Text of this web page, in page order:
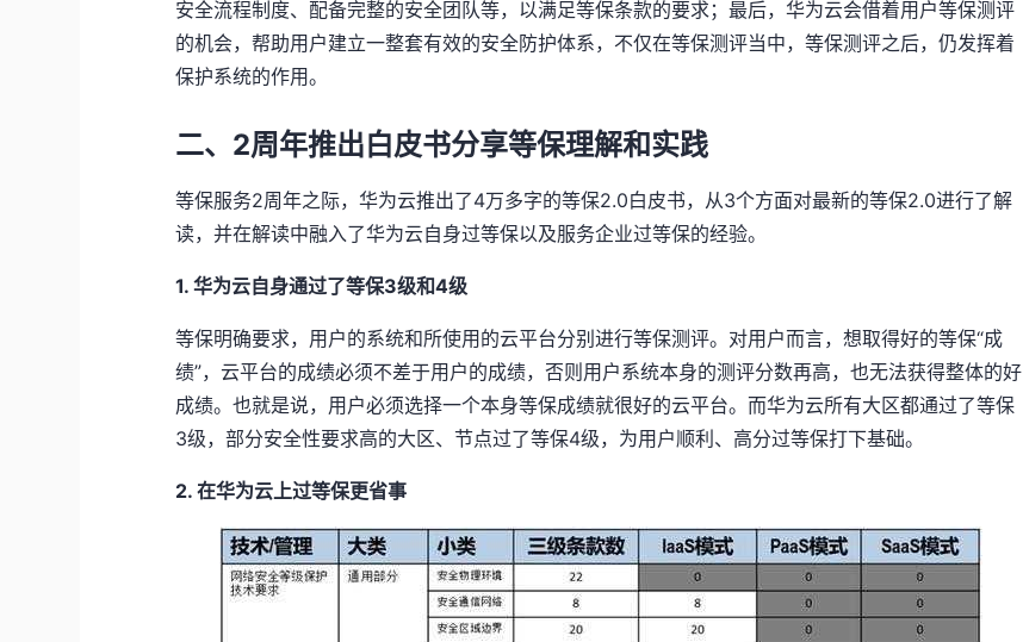
安全流程制度、配备完整的安全团队等，以满足等保条款的要求；最后，华为云会借着用户等保测评
的机会，帮助用户建立一整套有效的安全防护体系，不仅在等保测评当中，等保测评之后，仍发挥着
保护系统的作用。
二、2周年推出白皮书分享等保理解和实践
等保服务2周年之际，华为云推出了4万多字的等保2.0白皮书，从3个方面对最新的等保2.0进行了解
读，并在解读中融入了华为云自身过等保以及服务企业过等保的经验。
1. 华为云自身通过了等保3级和4级
等保明确要求，用户的系统和所使用的云平台分别进行等保测评。对用户而言，想取得好的等保“成
绩”，云平台的成绩必须不差于用户的成绩，否则用户系统本身的测评分数再高，也无法获得整体的好
成绩。也就是说，用户必须选择一个本身等保成绩就很好的云平台。而华为云所有大区都通过了等保
3级，部分安全性要求高的大区、节点过了等保4级，为用户顺利、高分过等保打下基础。
2. 在华为云上过等保更省事